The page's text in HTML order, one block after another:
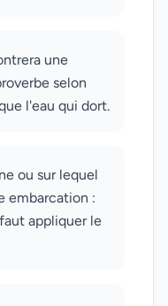
une
selon
l'eau qui dort.
ou sur lequel
embarcation :
appliquer le